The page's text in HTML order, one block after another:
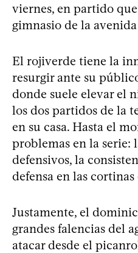
viernes, en partido que
gimnasio de la
El rojiverde tiene la
resurgir ante su
donde suele elevar el
los dos partidos de la
en su casa. Hasta el
problemas en la serie:
defensivos, la
defensa en las
Justamente, el
grandes falencias del
atacar desde el